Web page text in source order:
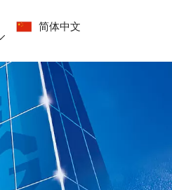
简体中文